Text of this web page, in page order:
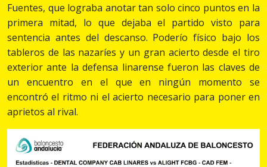
Fuentes, que lograba anotar tan solo cinco puntos en la
primera mitad, lo que dejaba el partido visto para
sentencia antes del descanso. Poderío físico bajo los
tableros de las nazaríes y un gran acierto desde el tiro
exterior ante la defensa linarense fueron las claves de
un encuentro en el que en ningún momento se
encontró el ritmo ni el acierto necesario para poner en
aprietos al rival.